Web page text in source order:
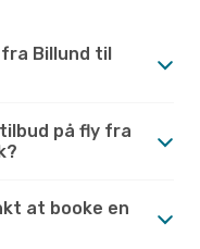
Billund til
på fly fra
at booke en